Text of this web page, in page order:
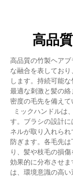
高品
高品質の竹製ヘア
な融合を表してお
します。持続可能
最適な刺激と髪の
密度の毛先を備え
ミックハンドルは
す。ブラシの設計
ネルが取り入れら
防ぎます。各毛先
り、髪や枝毛の損
効果的に分布させ
は、環境意識の高